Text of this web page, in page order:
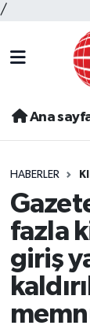
/
Ana
HABERLER
fazla
giriş